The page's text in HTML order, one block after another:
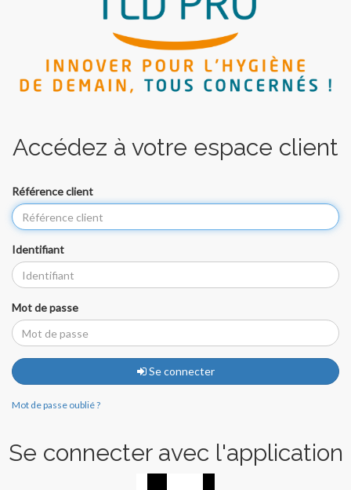
Accédez à votre espace client
Référence client
Identifiant
Mot de passe
Se connecter
Mot de passe oublié ?
Se connecter avec l'application